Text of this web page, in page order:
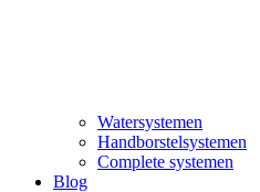
Watersystemen
Handborstelsystemen
Complete systemen
Blog